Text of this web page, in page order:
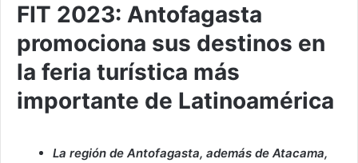
FIT 2023: Antofagasta
promociona sus destinos en
la feria turística más
importante de Latinoamérica
La región de Antofagasta, además de Atacama,